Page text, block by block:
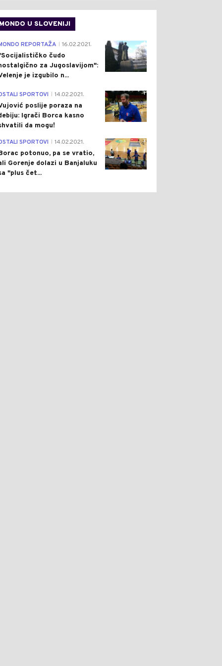
MONDO U SLOVENIJI
4
REPORTAŽA 16.02.2021.
čudo
za Jugoslavijom":
je izgubilo n...
1
SPORTOVI 14.02.2021.
poslije poraza na
Igrači Borca kasno
da mogu!
3
SPORTOVI 14.02.2021.
potonuo, pa se vratio,
Gorenje dolazi u Banjaluku
"plus čet...